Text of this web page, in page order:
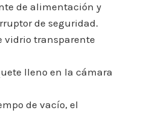
de alimentación y
de seguridad.
vidrio transparente
lleno en la cámara
de vacío, el